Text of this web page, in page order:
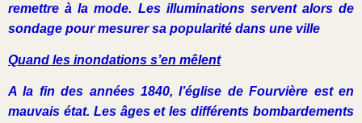
remettre à la mode. Les illuminations servent alors de
sondage pour mesurer sa popularité dans une ville
Quand les inondations s’en mêlent
A la fin des années 1840, l’église de Fourvière est en
mauvais état. Les âges et les différents bombardements